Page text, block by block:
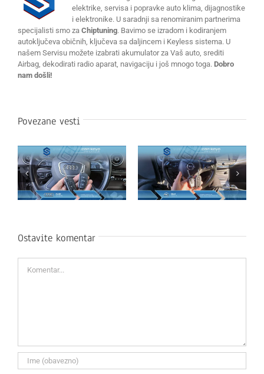
elektrike, servisa i popravke auto klima, dijagnostike
i elektronike. U saradnji sa renomiranim partnerima
specijalisti smo za Chiptuning. Bavimo se izradom i kodiranjem
autoključeva običnih, ključeva sa daljincem i Keyless sistema. U
našem Servisu možete izabrati akumulator za Vaš auto, srediti
Airbag, dekodirati radio aparat, navigaciju i još mnogo toga. Dobro
nam došli!
Povezane vesti
Ostavite komentar